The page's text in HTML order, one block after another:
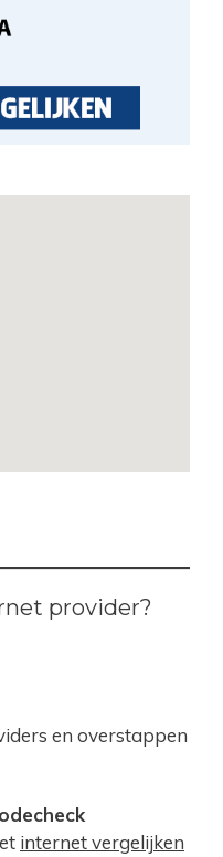
provider?
en overstappen
internet vergelijken